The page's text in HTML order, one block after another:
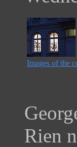
Images of the
Rien